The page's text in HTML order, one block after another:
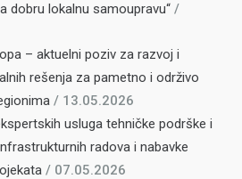
dobru lokalnu samoupravu“ /
– aktuelni poziv za razvoj i
rešenja za pametno i održivo
/ 13.05.2026
usluga tehničke podrške i
radova i nabavke
/ 07.05.2026